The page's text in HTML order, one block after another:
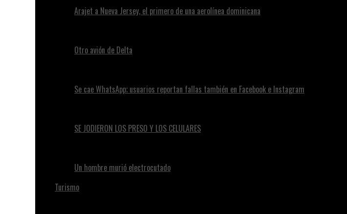
Arajet a Nueva Jersey, el primero de una aerolínea dominicana
Otro avión de Delta
Se cae WhatsApp; usuarios reportan fallas también en Facebook e Instagram
SE JODIERON LOS PRESO Y LOS CELULARES
Un hombre murió electrocutado
Turismo